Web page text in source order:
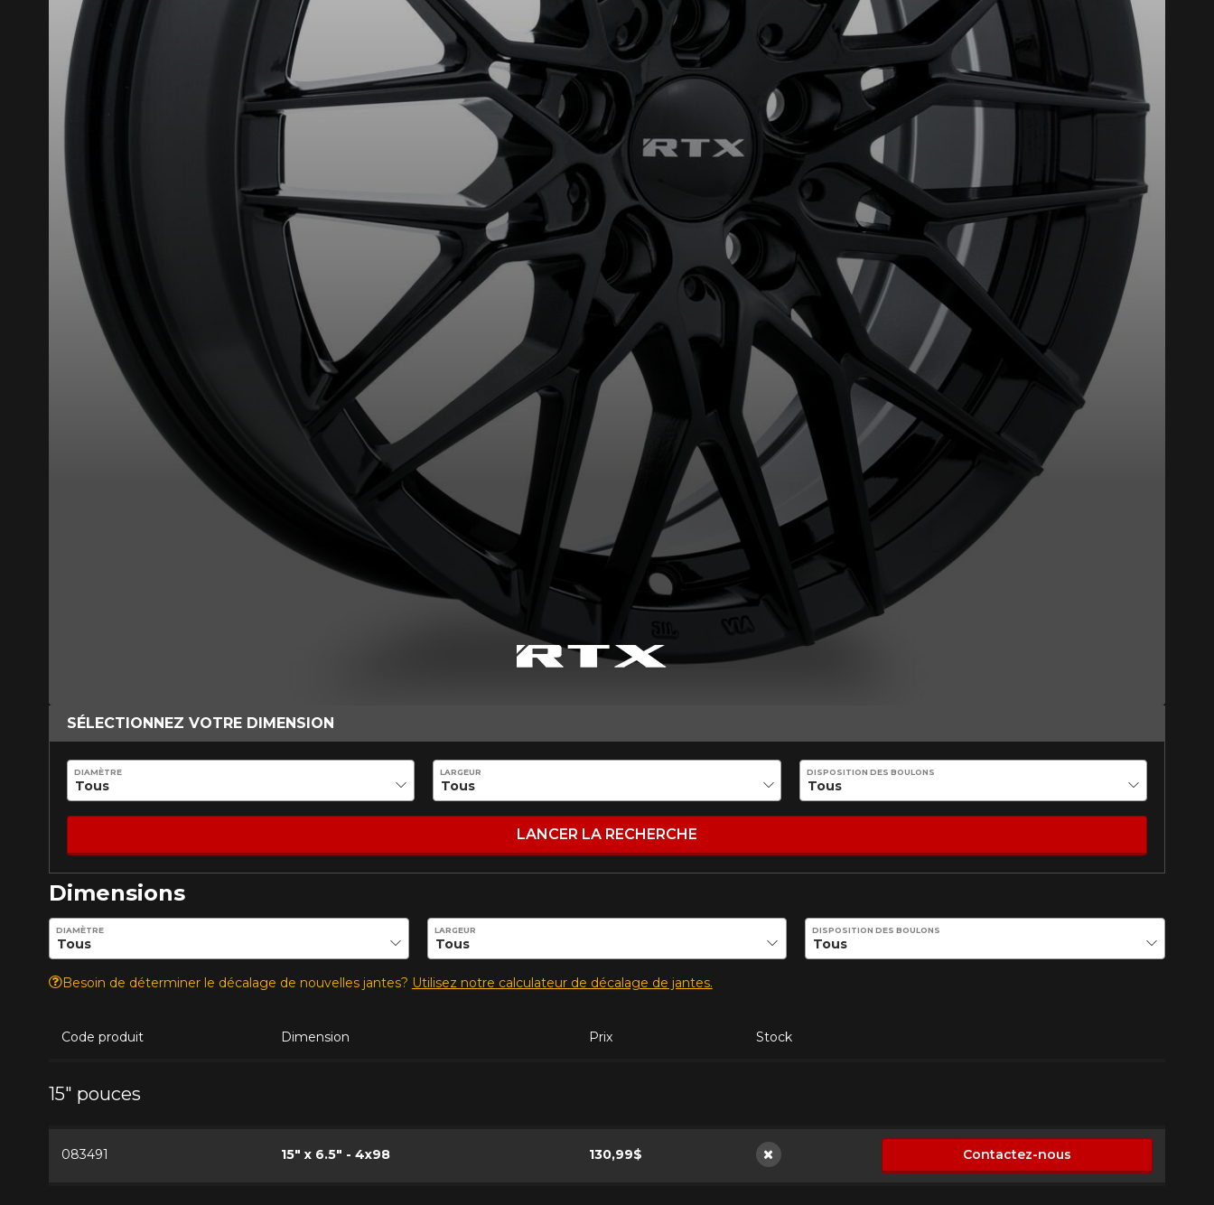
SÉLECTIONNEZ VOTRE DIMENSION
DIAMÈTRE LARGEUR DISPOSITION DES BOULONS
LANCER LA RECHERCHE
Dimensions
Entrez les dimensions souhaitées pour vérifier la disponibilité de ce produit.
DIAMÈTRE LARGEUR DISPOSITION DES BOULONS
Besoin de déterminer le décalage de nouvelles jantes? Utilisez notre calculateur de décalage de jantes.
Code produit Dimension Prix Stock
15" pouces
083491 15" x 6.5" - 4x98 130,99$
Non disponible
Contactez-nous
VOICI LES DIMENSIONS POUR VOTRE VÉHICULE
Malheureusement, aucun résultat ne convenant parfaitement à votre recherche n'est disponible en ligne
1-866-220-8025
*Attention cette dimension représente une possibilité d'équipement pour votre véhicule, vous devez vérifier l'exactitude de l'information sur votre
véhicule directement avant de commander.